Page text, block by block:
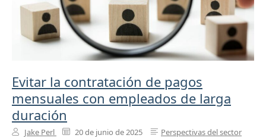
Evitar la contratación de pagos
mensuales con empleados de larga
duración
Jake Perl 20 de junio de 2025 Perspectivas del sector